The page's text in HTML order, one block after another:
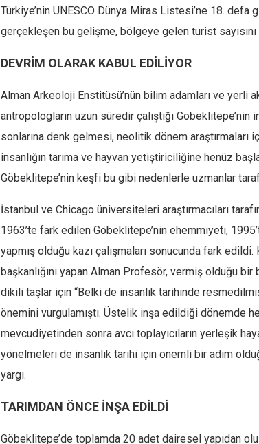
Türkiye’nin UNESCO Dünya Miras Listesi’ne 18.
gerçekleşen bu gelişme, bölgeye gelen turist
DEVRİM OLARAK KABUL EDİLİYOR
Alman Arkeoloji Enstitüsü’nün bilim adamları ve yerli
antropologların uzun süredir çalıştığı
sonlarına denk gelmesi, neolitik dönem araştırmaları
insanlığın tarıma ve hayvan yetiştiriciliğine henüz
Göbeklitepe’nin keşfi bu gibi nedenlerle uzmanlar
İstanbul ve Chicago üniversiteleri araştırmacıları
1963’te fark edilen Göbeklitepe’nin ehemmiyeti,
yapmış olduğu kazı çalışmaları sonucunda fark edildi.
başkanlığını yapan Alman Profesör, vermiş olduğu
dikili taşlar için “Belki de insanlık tarihinde
önemini vurgulamıştı. Üstelik inşa edildiği dönemde
mevcudiyetinden sonra avcı toplayıcıların yerleşik
yönelmeleri de insanlık tarihi için önemli bir adım
yargı.
TARIMDAN ÖNCE İNŞA EDİLDİ
Göbeklitepe’de toplamda 20 adet dairesel yapıdan